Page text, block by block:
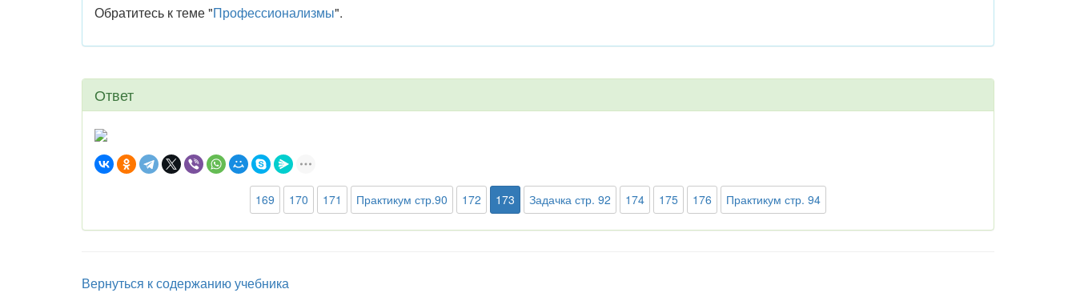
Обратитесь к теме "Профессионализмы".
Ответ
169 170 171 Практикум стр.90 172 173 Задачка стр. 92 174 175 176 Практикум стр. 94
Вернуться к содержанию учебника